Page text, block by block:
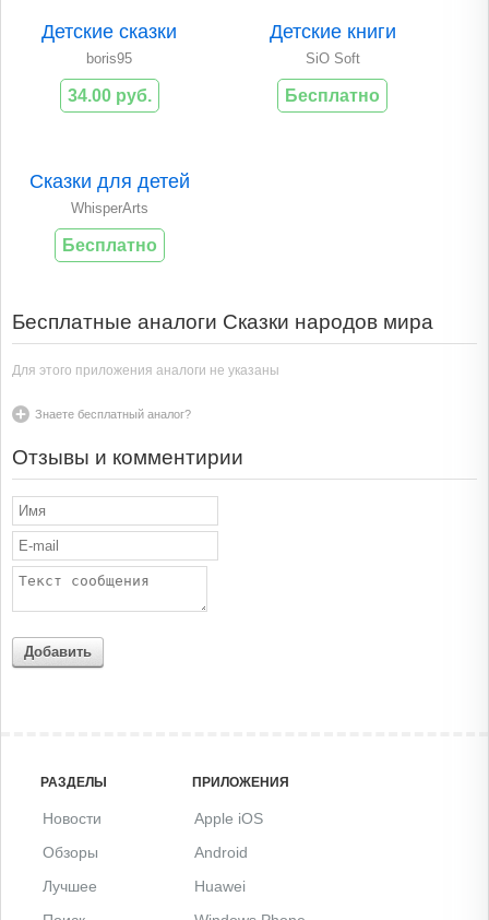
Детские сказки
boris95
34.00 руб.
Детские книги
SiO Soft
Бесплатно
Сказки для детей
WhisperArts
Бесплатно
Бесплатные аналоги Сказки народов мира
Для этого приложения аналоги не указаны
Знаете бесплатный аналог?
Отзывы и комментирии
Добавить
РАЗДЕЛЫ
Новости
Обзоры
Лучшее
ПРИЛОЖЕНИЯ
Apple iOS
Android
Huawei